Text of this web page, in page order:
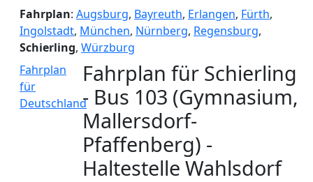
Fahrplan: Augsburg, Bayreuth, Erlangen, Fürth,
Ingolstadt, München, Nürnberg, Regensburg,
Schierling, Würzburg
Fahrplan
für
Deutschland
Fahrplan für Schierling
- Bus 103 (Gymnasium,
Mallersdorf-
Pfaffenberg) -
Haltestelle Wahlsdorf